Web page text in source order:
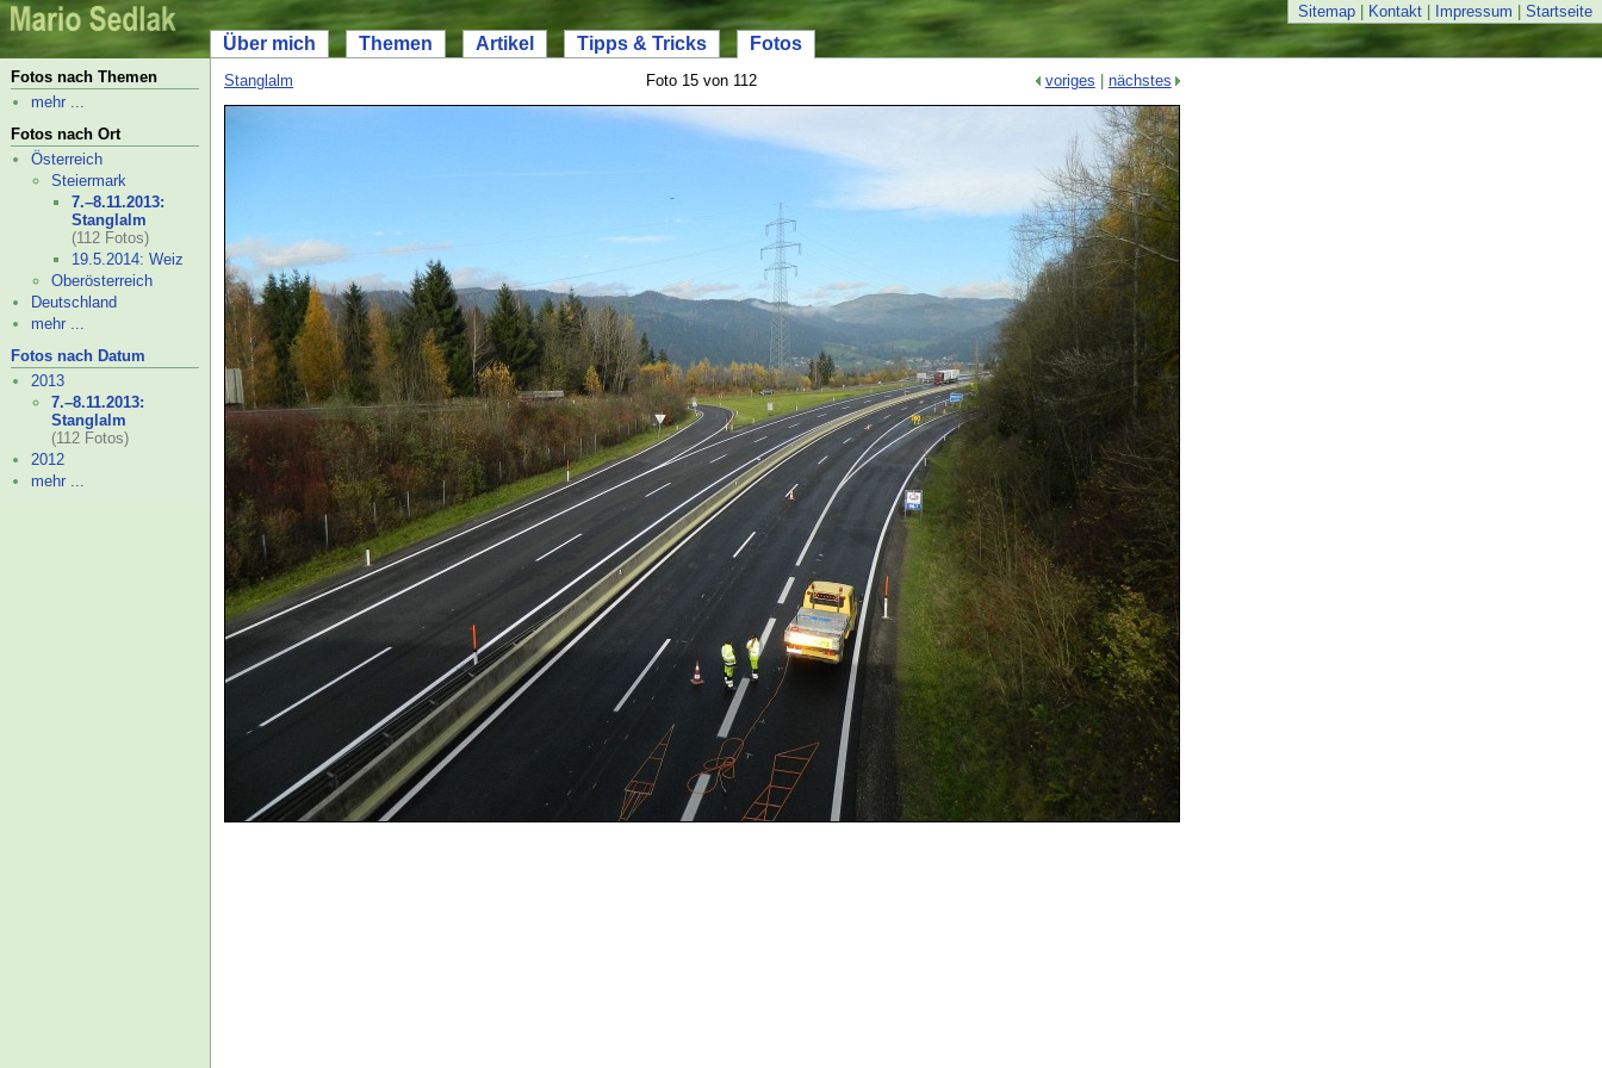
Sitemap Kontakt Impressum Startseite
Über mich Themen Artikel Tipps & Tricks Fotos
Fotos nach Themen
mehr ...
Fotos nach Ort
Österreich
Steiermark
7.–8.11.2013:
Stanglalm
(112 Fotos)
19.5.2014: Weiz
Oberösterreich
Deutschland
mehr ...
Fotos nach Datum
2013
7.–8.11.2013:
Stanglalm
(112 Fotos)
2012
mehr ...
Stanglalm Foto 15 von 112 voriges nächstes